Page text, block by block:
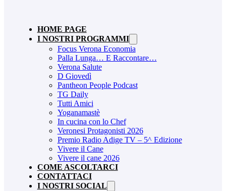
HOME PAGE
I NOSTRI PROGRAMMI
Focus Verona Economia
Palla Lunga… E Raccontare…
Verona Salute
D Giovedì
Pantheon People Podcast
TG Daily
Tutti Amici
Yoganamastè
In cucina con lo Chef
Veronesi Protagonisti 2026
Premio Radio Adige TV – 5^ Edizione
Vivere il Cane
Vivere il cane 2026
COME ASCOLTARCI
CONTATTACI
I NOSTRI SOCIAL